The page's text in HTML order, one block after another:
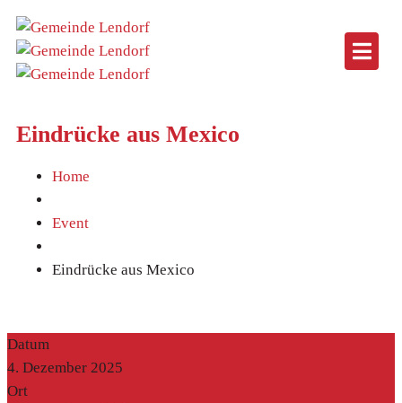
Eindrücke aus Mexico
Home
Event
Eindrücke aus Mexico
Datum
4. Dezember 2025
Ort